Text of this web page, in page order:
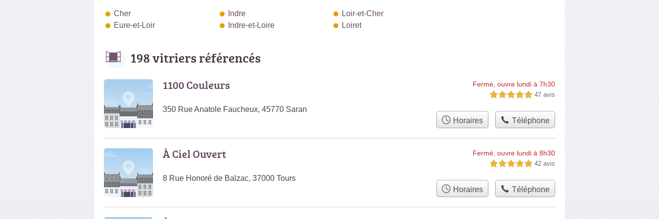
Cher
Eure-et-Loir
Indre
Indre-et-Loire
Loir-et-Cher
Loiret
198 vitriers référencés
1100 Couleurs
350 Rue Anatole Faucheux, 45770 Saran
Fermé, ouvre lundi à 7h30
5,0 étoiles sur 5 47 avis
Horaires Téléphone
À Ciel Ouvert
8 Rue Honoré de Balzac, 37000 Tours
Fermé, ouvre lundi à 8h30
5,0 étoiles sur 5 42 avis
Horaires Téléphone